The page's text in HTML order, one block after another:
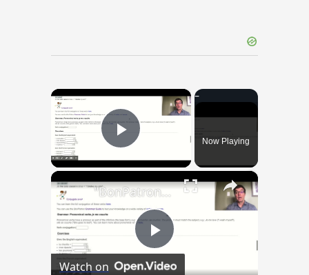
×
Play VideoNow Playing
×
Play
"BonPatron" Vocabulary Guide: Body Parts
Watch on